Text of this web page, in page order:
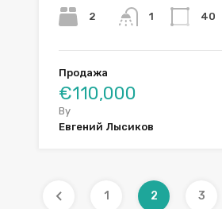
2 1 40
Продажа
€110,000
By
Евгений Лысиков
1 2 3